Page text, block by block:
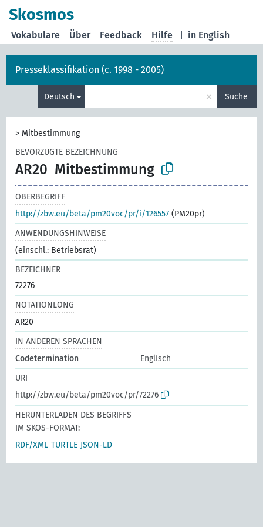
Skosmos
in English
Vokabulare Über Feedback Hilfe
Presseklassifikation (c. 1998 - 2005)
Deutsch × Suche
> Mitbestimmung
BEVORZUGTE BEZEICHNUNG
AR20 Mitbestimmung
OBERBEGRIFF
http://zbw.eu/beta/pm20voc/pr/i/126557 (PM20pr)
ANWENDUNGSHINWEISE
(einschl.: Betriebsrat)
BEZEICHNER
72276
NOTATIONLONG
AR20
IN ANDEREN SPRACHEN
Codetermination
Englisch
URI
http://zbw.eu/beta/pm20voc/pr/72276
HERUNTERLADEN DES BEGRIFFS
IM SKOS-FORMAT:
RDF/XML TURTLE JSON-LD